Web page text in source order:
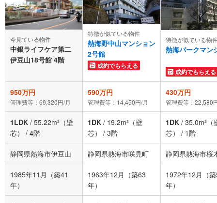
今見ている物件
中銀ライフケア第二
伊豆山18号館 4階
特徴が似ている物件
熱海野中山マンション
2号館
成約でもらえる
特徴が似ている物
熱海パークマン
成約でもらえる
950万円
管理費等：69,320円/月
590万円
管理費等：14,450円/月
430万円
管理費等：22,580
1LDK / 55.22m²（壁
芯）
/ 4階
1DK / 19.2m²（壁
芯）
/ 3階
1DK / 35.0m²（
芯）
/ 1階
静岡県熱海市伊豆山 静岡県熱海市咲見町 静岡県熱海市桜
1985年11月（築41
年）
1963年12月（築63
年）
1972年12月（
年）